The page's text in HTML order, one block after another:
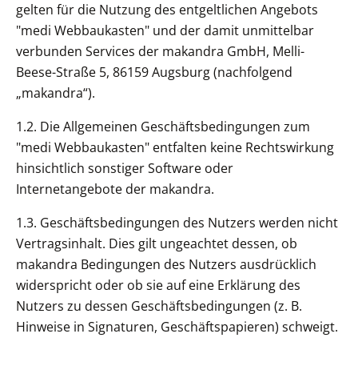
gelten für die Nutzung des entgeltlichen Angebots
"medi Webbaukasten" und der damit unmittelbar
verbunden Services der makandra GmbH, Melli-
Beese-Straße 5, 86159 Augsburg (nachfolgend
„makandra“).
1.2. Die Allgemeinen Geschäftsbedingungen zum
"medi Webbaukasten" entfalten keine Rechtswirkung
hinsichtlich sonstiger Software oder
Internetangebote der makandra.
1.3. Geschäftsbedingungen des Nutzers werden nicht
Vertragsinhalt. Dies gilt ungeachtet dessen, ob
makandra Bedingungen des Nutzers ausdrücklich
widerspricht oder ob sie auf eine Erklärung des
Nutzers zu dessen Geschäftsbedingungen (z. B.
Hinweise in Signaturen, Geschäftspapieren) schweigt.